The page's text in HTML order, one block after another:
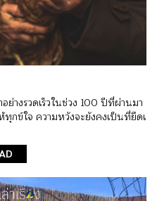
างรวดเร็วในช่วง 100 ปีที่ผ่านมา
กข์ใจ ความหวังจะยังคงเป็นที่ยึดเ